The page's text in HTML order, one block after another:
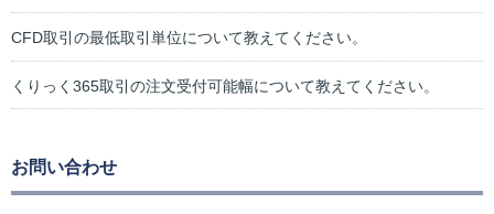
CFD取引の最低取引単位について教えてください。
くりっく365取引の注文受付可能幅について教えてください。
お問い合わせ